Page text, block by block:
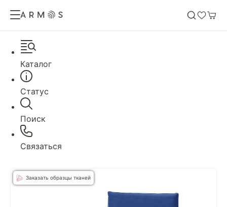
Каталог
Статус
Поиск
Связаться
Заказать образцы тканей